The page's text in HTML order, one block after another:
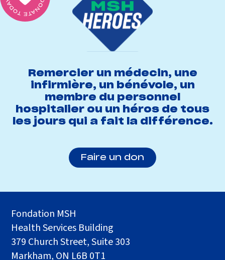
Remercier un médecin, une
infirmière, un bénévole, un
membre du personnel
hospitalier ou un héros de tous
les jours qui a fait la différence.
Faire un don
Fondation MSH
Health Services Building
379 Church Street, Suite 303
Markham, ON L6B 0T1